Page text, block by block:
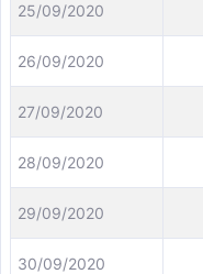
25/09/2020
26/09/2020
27/09/2020
28/09/2020
29/09/2020
30/09/2020